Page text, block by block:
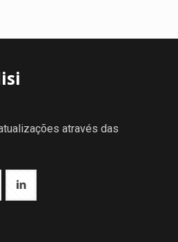
através das